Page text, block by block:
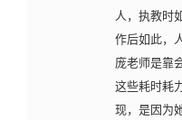
人，执教时
作后如此，
庞老师是靠
这些耗时耗
现，是因为